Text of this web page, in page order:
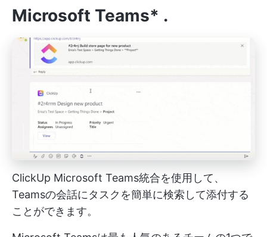
Microsoft Teams* .
ClickUp Microsoft Teams統合を使用して、
Teamsの会話にタスクを簡単に検索して添付する
ことができます。